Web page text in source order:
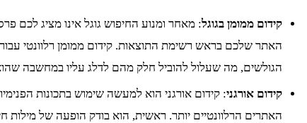
קידום ממומן בגוגל: מאחר ומנוע החיפוש גוגל אינו מציג לכם
האתר שלכם בראש רשימת התוצאות. קידום ממומן רלוונטי
הגולשים, מה שעלול להוביל חלק מהם לדלג עליו במחשבה
קידום אורגני: קידום אורגני הוא למעשה שימוש בתכונות
האתרים הרלוונטיים יותר. ראשית, הוא בודק הופעה של